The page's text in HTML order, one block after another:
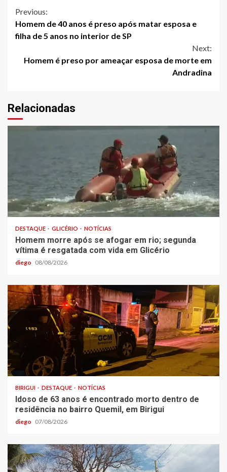
Continue
Reading
Previous:
Homem de 40 anos é preso após matar esposa e
filha de 5 anos no interior de SP
Next:
Homem é preso por ameaçar esposa de morte em
Andradina
Relacionadas
DESTAQUE GLICÉRIO NOTÍCIAS
Homem morre após se afogar em rio; segunda
vítima é resgatada com vida em Glicério
diego 08/08/2026
BIRIGUI DESTAQUE NOTÍCIAS
Idoso de 63 anos é encontrado morto dentro de
residência no bairro Quemil, em Birigui
diego 07/08/2026